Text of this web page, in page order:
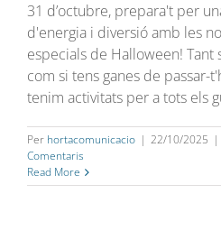
31 d’octubre, prepara't per
d'energia i diversió amb les
especials de Halloween! Tant
com si tens ganes de passar-
tenim activitats per a tots els
Per hortacomunicacio | 22/10/2025 |
Comentaris
Read More